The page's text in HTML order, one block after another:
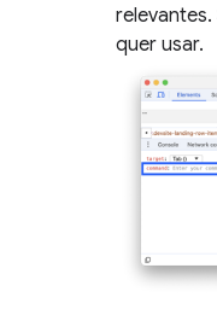
quer usar.